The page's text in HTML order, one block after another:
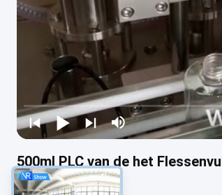
500ml PLC van de het
Controle